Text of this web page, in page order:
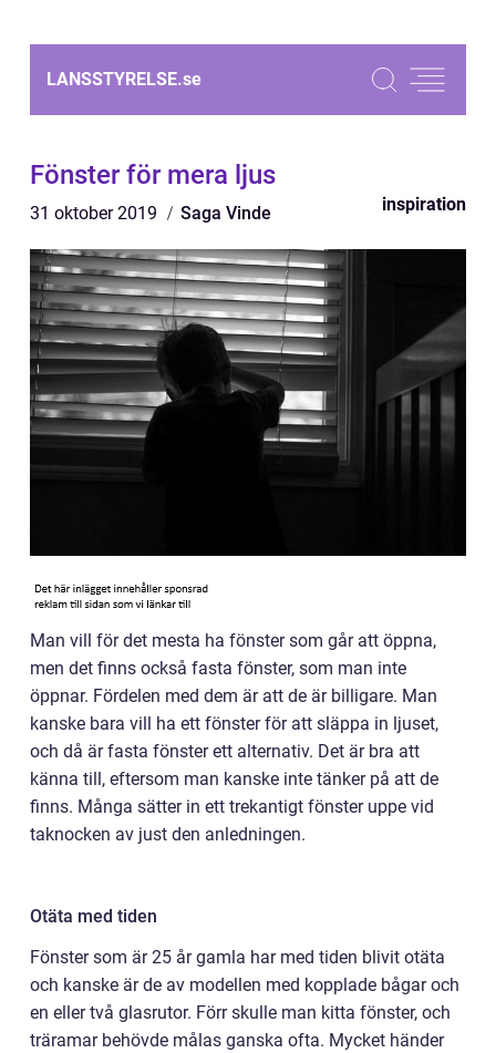
LANSSTYRELSE.se
Fönster för mera ljus
31 oktober 2019 Saga Vinde inspiration
Man vill för det mesta ha fönster som går att öppna,
men det finns också fasta fönster, som man inte
öppnar. Fördelen med dem är att de är billigare. Man
kanske bara vill ha ett fönster för att släppa in ljuset,
och då är fasta fönster ett alternativ. Det är bra att
känna till, eftersom man kanske inte tänker på att de
finns. Många sätter in ett trekantigt fönster uppe vid
taknocken av just den anledningen.
Otäta med tiden
Fönster som är 25 år gamla har med tiden blivit otäta
och kanske är de av modellen med kopplade bågar och
en eller två glasrutor. Förr skulle man kitta fönster, och
träramar behövde målas ganska ofta. Mycket händer